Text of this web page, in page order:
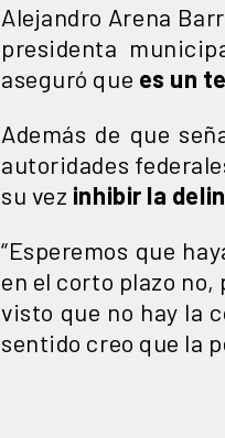
Alejandro Arena
presidenta
aseguró que es un
Además de que
autoridades
su vez inhibir la
“Esperemos que
en el corto plazo
visto que no hay la
sentido creo que la